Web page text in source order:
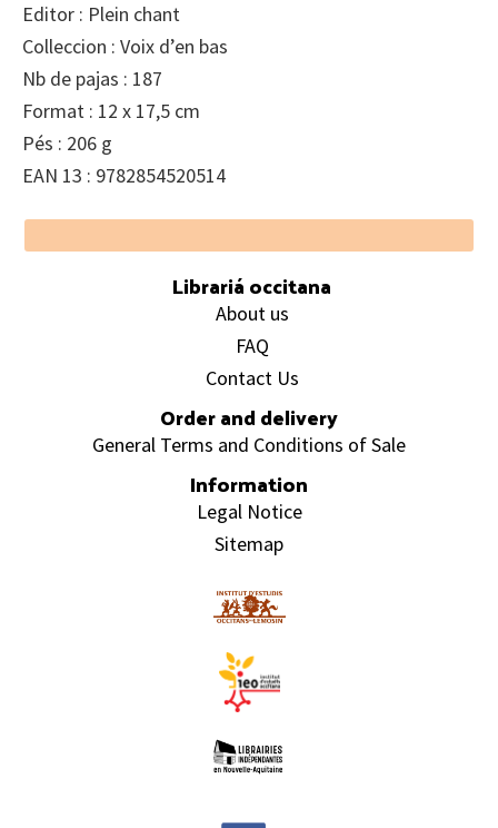
Editor : Plein chant
Colleccion : Voix d’en bas
Nb de pajas : 187
Format : 12 x 17,5 cm
Pés : 206 g
EAN 13 : 9782854520514
Footer
Librariá occitana
About us
FAQ
Contact Us
Order and delivery
General Terms and Conditions of Sale
Information
Legal Notice
Sitemap